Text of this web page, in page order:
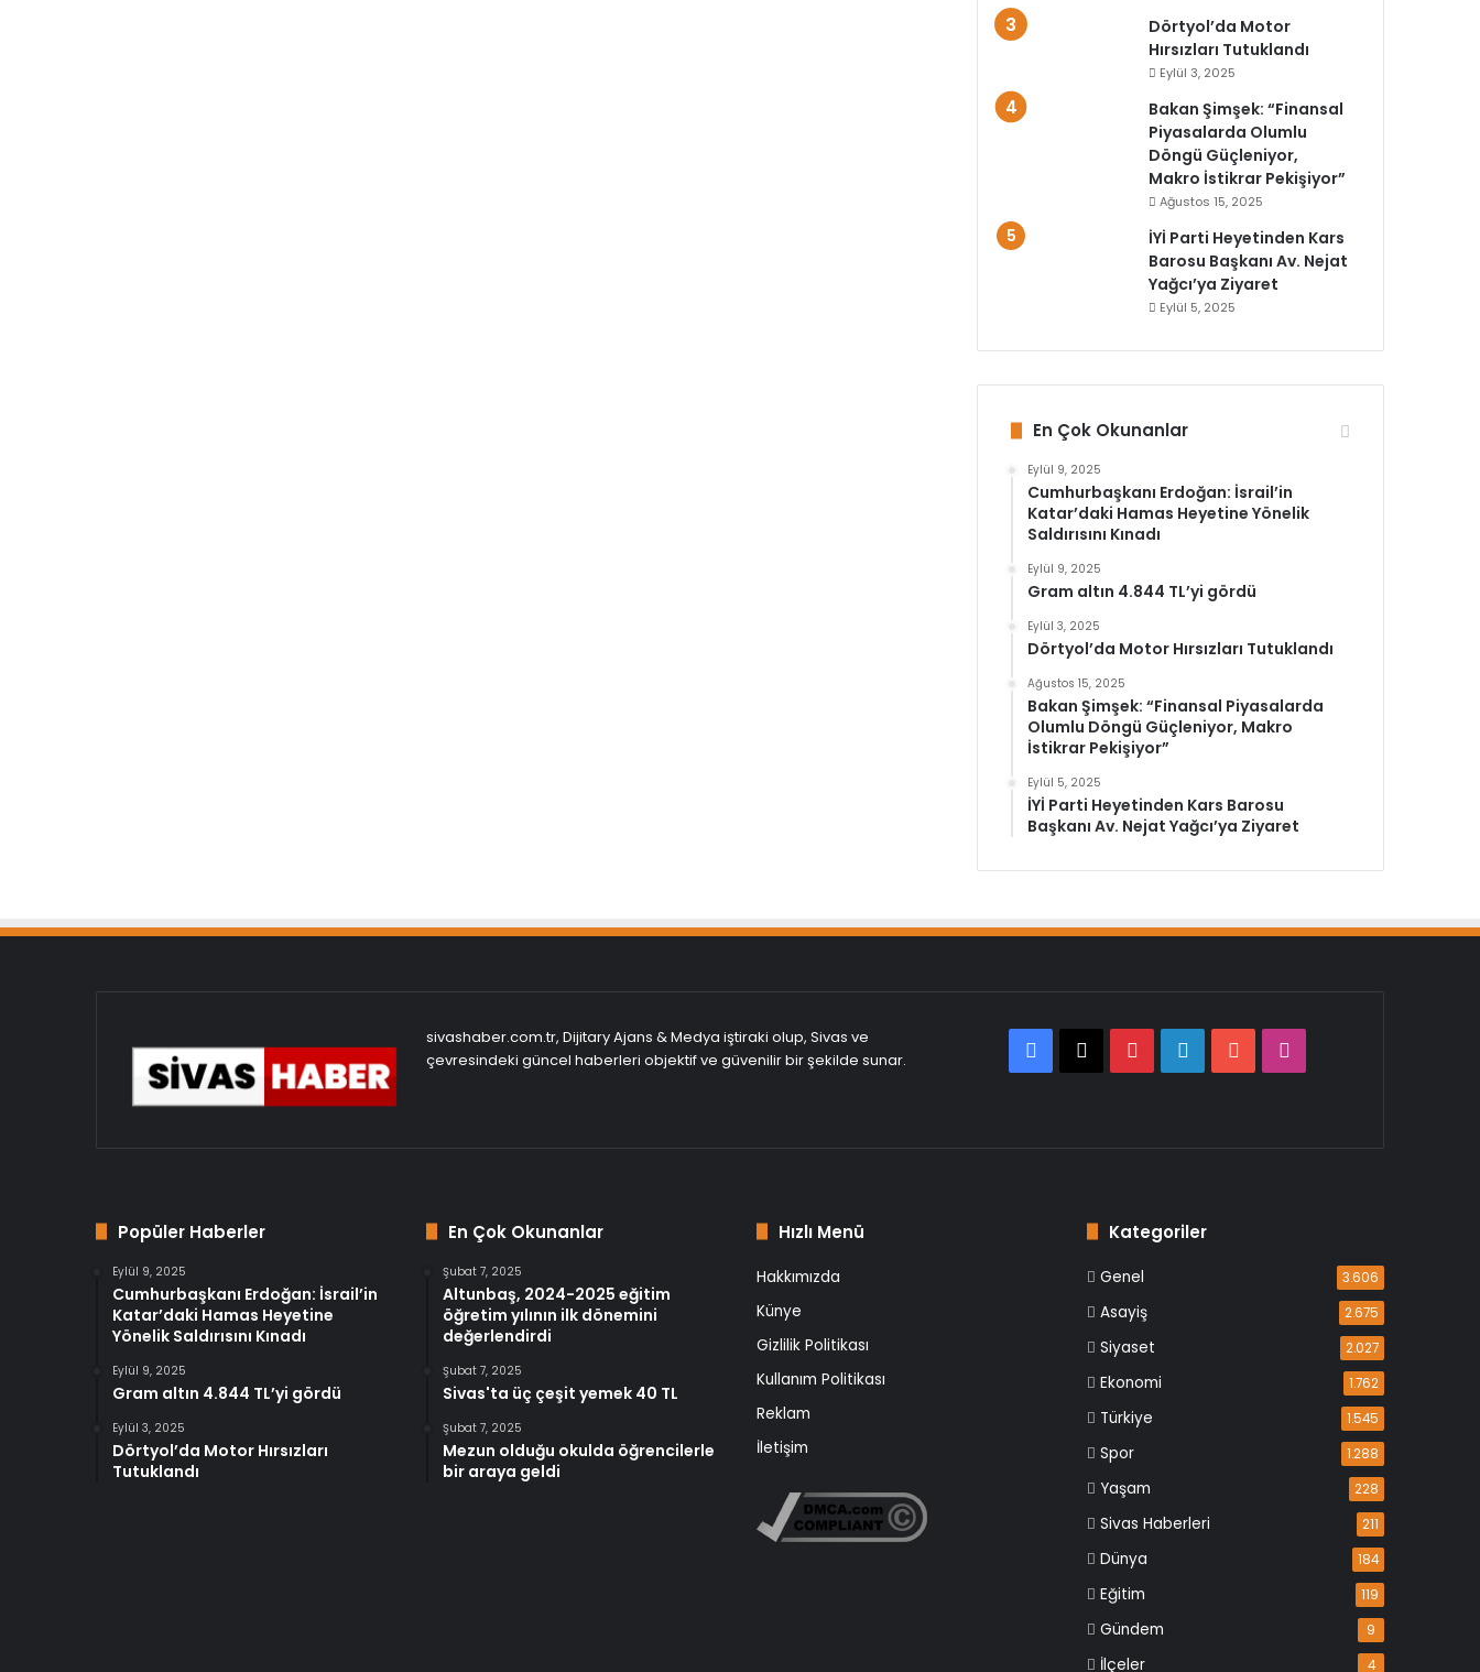
Dörtyol’da Motor
Hırsızları Tutuklandı
Eylül 3, 2025
Bakan Şimşek: “Finansal
Piyasalarda Olumlu
Döngü Güçleniyor,
Makro İstikrar Pekişiyor”
Ağustos 15, 2025
İYİ Parti Heyetinden Kars
Barosu Başkanı Av. Nejat
Yağcı’ya Ziyaret
Eylül 5, 2025
En Çok Okunanlar
Eylül 9, 2025
Cumhurbaşkanı Erdoğan: İsrail’in
Katar’daki Hamas Heyetine Yönelik
Saldırısını Kınadı
Eylül 9, 2025
Gram altın 4.844 TL’yi gördü
Eylül 3, 2025
Dörtyol’da Motor Hırsızları Tutuklandı
Ağustos 15, 2025
Bakan Şimşek: “Finansal Piyasalarda
Olumlu Döngü Güçleniyor, Makro
İstikrar Pekişiyor”
Eylül 5, 2025
İYİ Parti Heyetinden Kars Barosu
Başkanı Av. Nejat Yağcı’ya Ziyaret
sivashaber.com.tr, Dijitary Ajans & Medya iştiraki olup, Sivas ve
çevresindeki güncel haberleri objektif ve güvenilir bir şekilde sunar.
Facebook
X PinterestLinkedInYouTube
Popüler Haberler
Eylül 9, 2025
Cumhurbaşkanı Erdoğan: İsrail’in
Katar’daki Hamas Heyetine
Yönelik Saldırısını Kınadı
Eylül 9, 2025
Gram altın 4.844 TL’yi gördü
Eylül 3, 2025
Dörtyol’da Motor Hırsızları
Tutuklandı
En Çok Okunanlar
Şubat 7, 2025
Altunbaş, 2024-2025 eğitim
öğretim yılının ilk dönemini
değerlendirdi
Şubat 7, 2025
Sivas'ta üç çeşit yemek 40 TL
Şubat 7, 2025
Mezun olduğu okulda öğrencilerle
bir araya geldi
Hızlı Menü
Hakkımızda
Künye
Gizlilik Politikası
Kullanım Politikası
Reklam
İletişim
Kategoriler
Genel 3.606
Asayiş 2.675
Siyaset 2.027
Ekonomi 1.762
Türkiye 1.545
Spor 1.288
Yaşam 228
Sivas Haberleri 211
Dünya 184
Eğitim 119
Gündem 9
İlçeler 4